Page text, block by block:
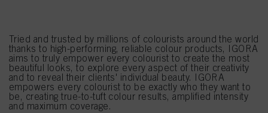
Tried and trusted by millions of colourists around the world
thanks to high-performing, reliable colour products, IGORA
aims to truly empower every colourist to create the most
beautiful looks, to explore every aspect of their creativity
and to reveal their clients' individual beauty. IGORA
empowers every colourist to be exactly who they want to
be, creating true-to-tuft colour results, amplified intensity
and maximum coverage.